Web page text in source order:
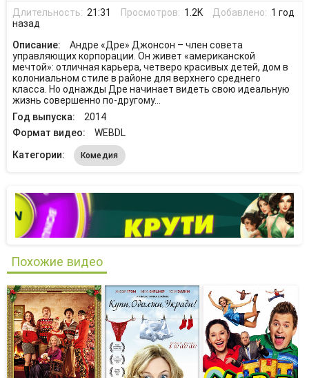
Длительность: 21:31 Просмотров: 1.2K Добавлено: 1 год
назад
Описание:
Андре «Дре» Джонсон – член совета
управляющих корпорации. Он живет «американской
мечтой»: отличная карьера, четверо красивых детей, дом в
колониальном стиле в районе для верхнего среднего
класса. Но однажды Дре начинает видеть свою идеальную
жизнь совершенно по-другому…
Год выпуска:
2014
Формат видео:
WEBDL
Категории:
Комедия
Похожие видео